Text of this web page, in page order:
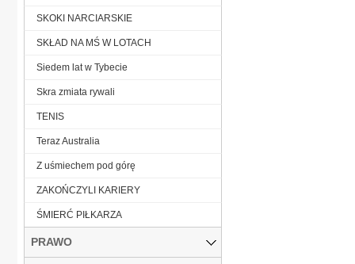
SKOKI NARCIARSKIE
SKŁAD NA MŚ W LOTACH
Siedem lat w Tybecie
Skra zmiata rywali
TENIS
Teraz Australia
Z uśmiechem pod górę
ZAKOŃCZYLI KARIERY
ŚMIERĆ PIŁKARZA
PRAWO